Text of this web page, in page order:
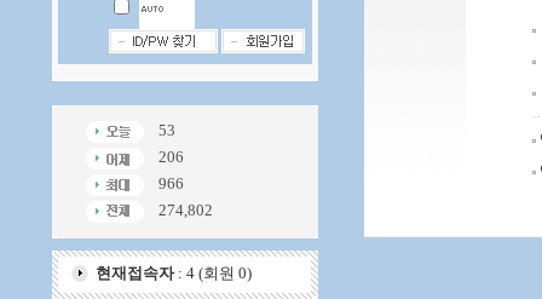
53
206
966
274,802
현재접속자: 4 (회원 0)